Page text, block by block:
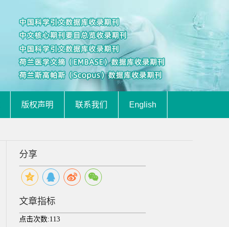
版权声明 联系我们 English
分享
文章指标
点击次数:113